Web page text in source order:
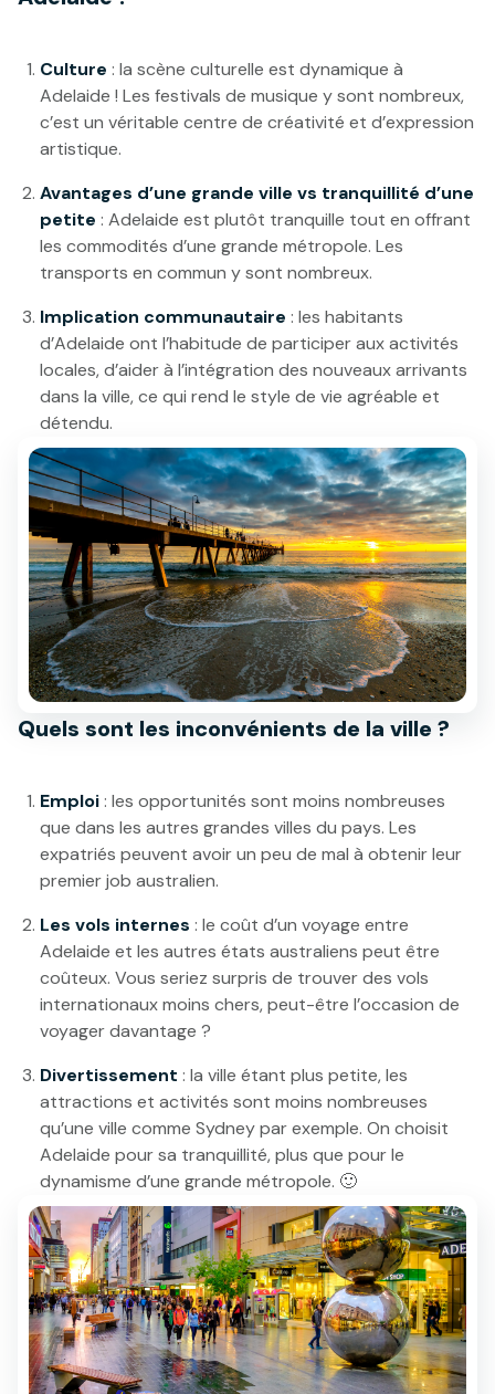
Culture : la scène culturelle est dynamique à
Adelaide ! Les festivals de musique y sont nombreux,
c’est un véritable centre de créativité et d’expression
artistique.
Avantages d’une grande ville vs tranquillité d’une
petite : Adelaide est plutôt tranquille tout en offrant
les commodités d’une grande métropole. Les
transports en commun y sont nombreux.
Implication communautaire : les habitants
d’Adelaide ont l’habitude de participer aux activités
locales, d’aider à l’intégration des nouveaux arrivants
dans la ville, ce qui rend le style de vie agréable et
détendu.
Quels sont les inconvénients de la ville ?
Emploi: les opportunités sont moins nombreuses
que dans les autres grandes villes du pays. Les
expatriés peuvent avoir un peu de mal à obtenir leur
premier job australien.
Les vols internes : le coût d’un voyage entre
Adelaide et les autres états australiens peut être
coûteux. Vous seriez surpris de trouver des vols
internationaux moins chers, peut-être l’occasion de
voyager davantage ?
Divertissement : la ville étant plus petite, les
attractions et activités sont moins nombreuses
qu’une ville comme Sydney par exemple. On choisit
Adelaide pour sa tranquillité, plus que pour le
dynamisme d’une grande métropole. 🙂